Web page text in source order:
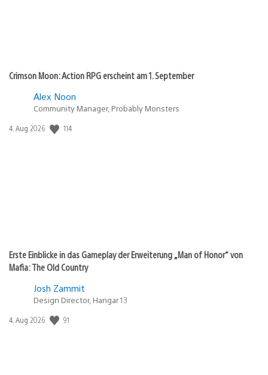
Crimson Moon: Action RPG erscheint am 1. September
Alex Noon
Community Manager, Probably Monsters
Veröffentlichungsdatum:
4. Aug 2026 114
Erste Einblicke in das Gameplay der Erweiterung „Man of Honor“ von
Mafia: The Old Country
Josh Zammit
Design Director, Hangar 13
Veröffentlichungsdatum:
4. Aug 2026 91